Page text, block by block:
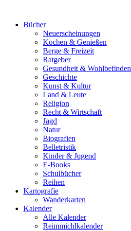
Bücher
Neuerscheinungen
Kochen & Genießen
Berge & Freizeit
Ratgeber
Gesundheit & Wohlbefinden
Geschichte
Kunst & Kultur
Land & Leute
Religion
Recht & Wirtschaft
Jagd
Natur
Biografien
Belletristik
Kinder & Jugend
E-Books
Schulbücher
Reihen
Kartografie
Wanderkarten
Kalender
Alle Kalender
Reimmichlkalender